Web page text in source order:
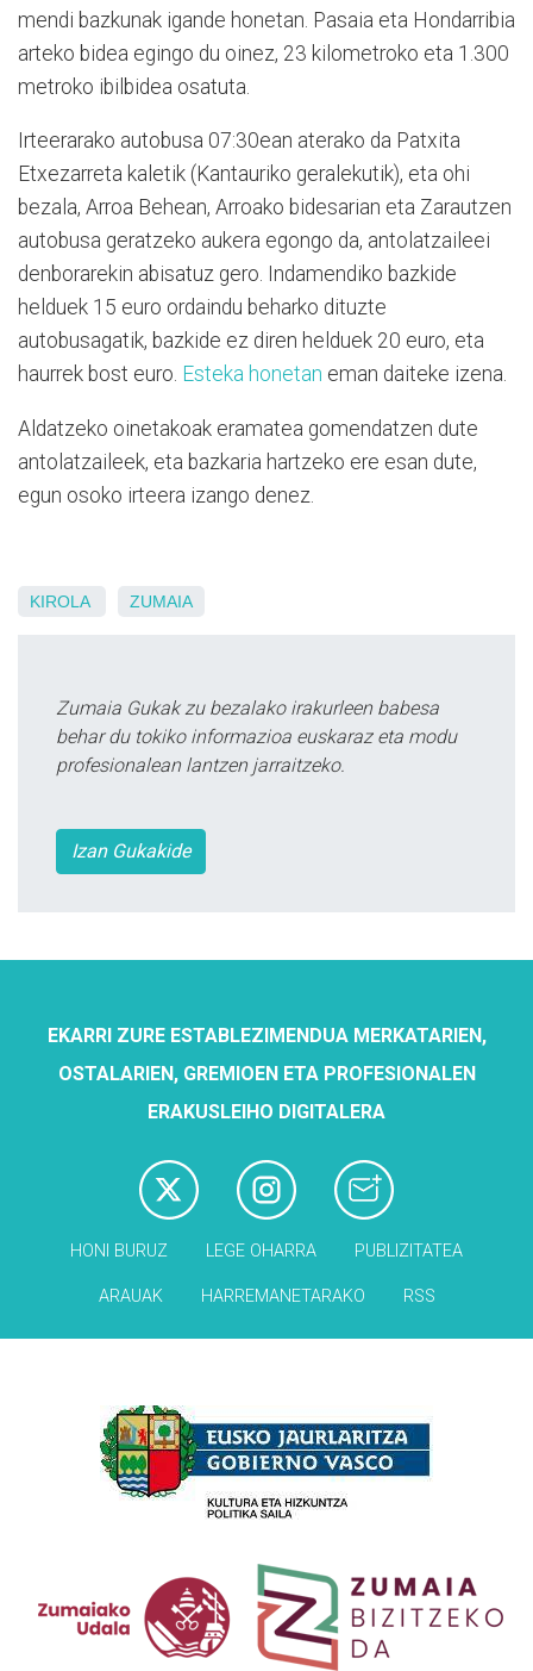
mendi bazkunak igande honetan. Pasaia eta Hondarribia
arteko bidea egingo du oinez, 23 kilometroko eta 1.300
metroko ibilbidea osatuta.
Irteerarako autobusa 07:30ean aterako da Patxita
Etxezarreta kaletik (Kantauriko geralekutik), eta ohi
bezala, Arroa Behean, Arroako bidesarian eta Zarautzen
autobusa geratzeko aukera egongo da, antolatzaileei
denborarekin abisatuz gero. Indamendiko bazkide
helduek 15 euro ordaindu beharko dituzte
autobusagatik, bazkide ez diren helduek 20 euro, eta
haurrek bost euro. Esteka honetan eman daiteke izena.
Aldatzeko oinetakoak eramatea gomendatzen dute
antolatzaileek, eta bazkaria hartzeko ere esan dute,
egun osoko irteera izango denez.
KIROLA ZUMAIA
Zumaia Gukak zu bezalako irakurleen babesa
behar du tokiko informazioa euskaraz eta modu
profesionalean lantzen jarraitzeko.
Izan Gukakide
EKARRI ZURE ESTABLEZIMENDUA MERKATARIEN,
OSTALARIEN, GREMIOEN ETA PROFESIONALEN
ERAKUSLEIHO DIGITALERA
HONI BURUZ LEGE OHARRA PUBLIZITATEA
ARAUAK HARREMANETARAKO RSS